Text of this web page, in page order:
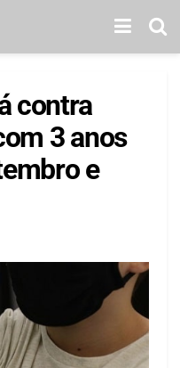
contra
3 anos
e